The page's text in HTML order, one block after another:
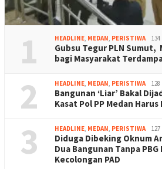
1 HEADLINE, MEDAN, PERISTIWA
Gubsu Tegur PLN Sumut,
bagi Masyarakat
2 HEADLINE, MEDAN, PERISTIWA
Bangunan ‘Liar’ Bakal
Kasat Pol PP Medan
3 HEADLINE, MEDAN, PERISTIWA
Diduga Dibeking Oknum
Dua Bangunan Tanpa
Kecolongan PAD